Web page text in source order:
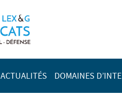
ACTUALITÉS DOMAINES